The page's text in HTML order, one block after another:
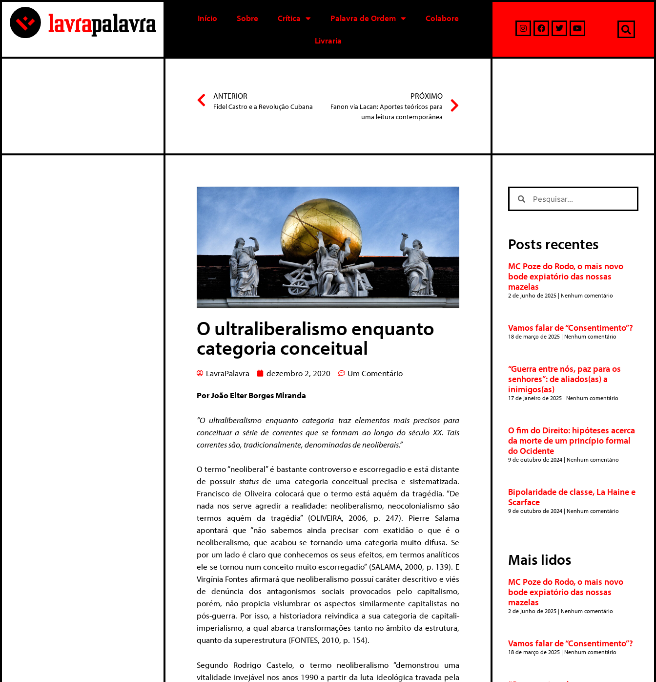
Início Sobre Crítica Palavra de Ordem Colabore
Livraria
ANTERIOR
Fidel Castro e a Revolução Cubana
PRÓXIMO
Fanon via Lacan: Aportes teóricos para
uma leitura contemporânea
O ultraliberalismo enquanto
categoria conceitual
LavraPalavra dezembro 2, 2020 Um Comentário
Por João Elter Borges Miranda
“O ultraliberalismo enquanto categoria traz elementos mais precisos para
conceituar a série de correntes que se formam ao longo do século XX. Tais
correntes são, tradicionalmente, denominadas de neoliberais.”
O termo “neoliberal” é bastante controverso e escorregadio e está distante
de possuirstatusde uma categoria conceitual precisa e sistematizada.
Francisco de Oliveira colocará que o termo está aquém da tragédia. “De
nada nos serve agredir a realidade: neoliberalismo, neocolonialismo são
termos aquém da tragédia” (OLIVEIRA, 2006, p. 247). Pierre Salama
apontará que “não sabemos ainda precisar com exatidão o que é o
neoliberalismo, que acabou se tornando uma categoria muito difusa. Se
por um lado é claro que conhecemos os seus efeitos, em termos analíticos
ele se tornou num conceito muito escorregadio” (SALAMA, 2000, p. 139). E
Virgínia Fontes afirmará que neoliberalismo possuí caráter descritivo e viés
de denúncia dos antagonismos sociais provocados pelo capitalismo,
porém, não propicia vislumbrar os aspectos similarmente capitalistas no
pós-guerra. Por isso, a historiadora reivindica a sua categoria de capitali-
imperialismo, a qual abarca transformações tanto no âmbito da estrutura,
quanto da superestrutura (FONTES, 2010, p. 154).
Segundo Rodrigo Castelo, o termo neoliberalismo “demonstrou uma
vitalidade invejável nos anos 1990 a partir da luta ideológica travada pela
Posts recentes
MC Poze do Rodo, o mais novo
bode expiatório das nossas
mazelas
2 de junho de 2025 Nenhum comentário
Vamos falar de “Consentimento”?
18 de março de 2025 Nenhum comentário
“Guerra entre nós, paz para os
senhores”: de aliados(as) a
inimigos(as)
17 de janeiro de 2025 Nenhum comentário
O fim do Direito: hipóteses acerca
da morte de um princípio formal
do Ocidente
9 de outubro de 2024 Nenhum comentário
Bipolaridade de classe, La Haine e
Scarface
9 de outubro de 2024 Nenhum comentário
Mais lidos
MC Poze do Rodo, o mais novo
bode expiatório das nossas
mazelas
2 de junho de 2025 Nenhum comentário
Vamos falar de “Consentimento”?
18 de março de 2025 Nenhum comentário